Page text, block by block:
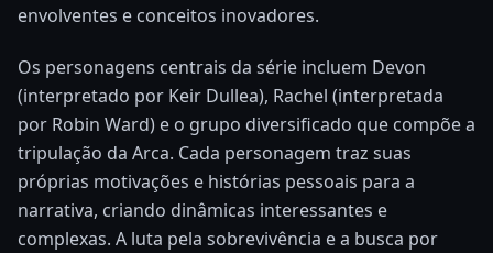
envolventes e conceitos inovadores.
Os personagens centrais da série incluem Devon
(interpretado por Keir Dullea), Rachel (interpretada
por Robin Ward) e o grupo diversificado que compõe a
tripulação da Arca. Cada personagem traz suas
próprias motivações e histórias pessoais para a
narrativa, criando dinâmicas interessantes e
complexas. A luta pela sobrevivência e a busca por